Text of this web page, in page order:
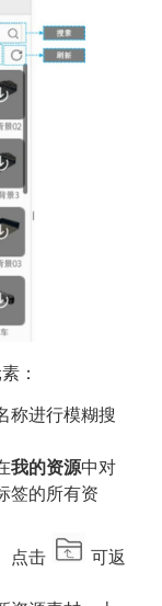
：
称进行模糊搜
我的资源中对
签的所有资
点击
可返